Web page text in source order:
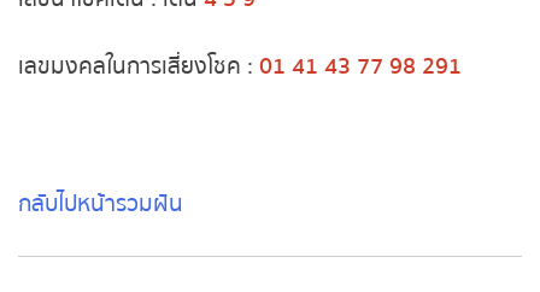
หวยหุ้นจีน บ่าย